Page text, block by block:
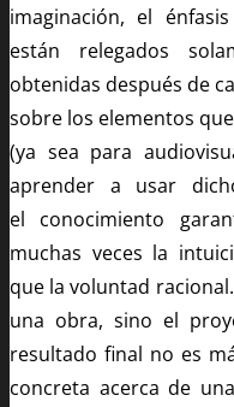
imaginación, el
están relegados
obtenidas después de
sobre los elementos
(ya sea para
aprender a usar
el conocimiento
muchas veces la
que la voluntad
una obra, sino el
resultado final no es
concreta acerca de